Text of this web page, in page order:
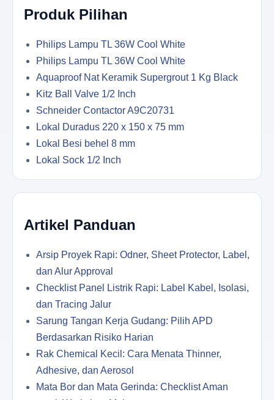
Produk Pilihan
Philips Lampu TL 36W Cool White
Philips Lampu TL 36W Cool White
Aquaproof Nat Keramik Supergrout 1 Kg Black
Kitz Ball Valve 1/2 Inch
Schneider Contactor A9C20731
Lokal Duradus 220 x 150 x 75 mm
Lokal Besi behel 8 mm
Lokal Sock 1/2 Inch
Artikel Panduan
Arsip Proyek Rapi: Odner, Sheet Protector, Label,
dan Alur Approval
Checklist Panel Listrik Rapi: Label Kabel, Isolasi,
dan Tracing Jalur
Sarung Tangan Kerja Gudang: Pilih APD
Berdasarkan Risiko Harian
Rak Chemical Kecil: Cara Menata Thinner,
Adhesive, dan Aerosol
Mata Bor dan Mata Gerinda: Checklist Aman